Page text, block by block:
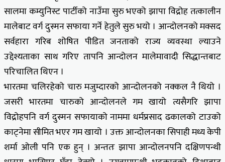
सालमा कम्युनिस्ट पार्टीको नाउँमा सुरु भएको झापा विद्रोह तत्कालीन
मालेबाट वर्ग दुस्मन सफाया गर्ने हेतुले सुरु भयो । आन्दोलनको मक्सद
सर्वहारा गरिब शोषित पीडित जनताको राज्य व्यवस्था ल्याउने
उद्देश्यताका साथ गरिए तापनि आन्दोलन मालेमावादी सिद्धान्तबाट
परिचालित थिएन ।
भारतमा चलिरहेको चारु मजुम्दारको आन्दोलनको नक्कल नै थियो ।
जसरी भारतमा चारुको आन्दोलनले गम खायो त्यसैगरि झापा
विद्रोहपनि वर्ग दुस्मन सफायाको नाममा धर्मप्रसाद ढकालको टाउको
काट्नेमा सीमित भएर गम खायो । उक्त आन्दोलनका सिपाही मध्य केपी
शर्मा ओली पनि एक हुन् । अन्ततः झापा आन्दोलनपनि दक्षिणपन्थी